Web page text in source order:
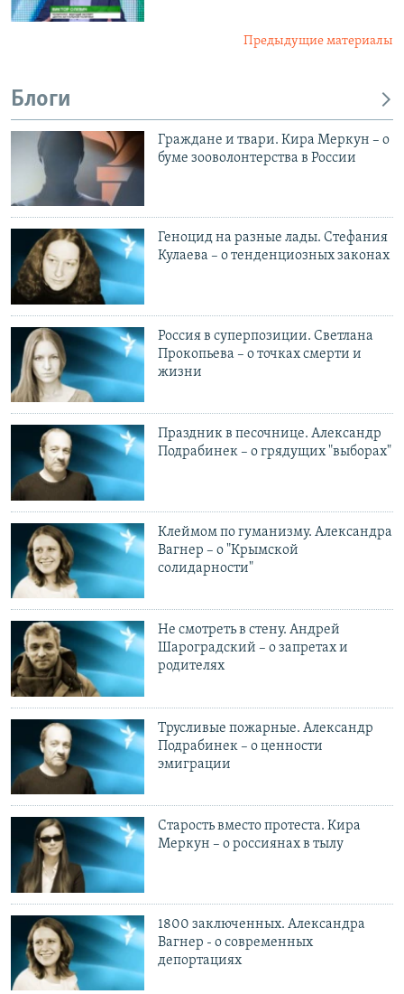
Предыдущие материалы
Блоги
Граждане и твари. Кира Меркун – о
буме зооволонтерства в России
Геноцид на разные лады. Стефания
Кулаева – о тенденциозных законах
Россия в суперпозиции. Светлана
Прокопьева – о точках смерти и
жизни
Праздник в песочнице. Александр
Подрабинек – о грядущих "выборах"
Клеймом по гуманизму. Александра
Вагнер – о "Крымской
солидарности"
Не смотреть в стену. Андрей
Шароградский – о запретах и
родителях
Трусливые пожарные. Александр
Подрабинек – о ценности
эмиграции
Старость вместо протеста. Кира
Меркун – о россиянах в тылу
1800 заключенных. Александра
Вагнер - о современных
депортациях